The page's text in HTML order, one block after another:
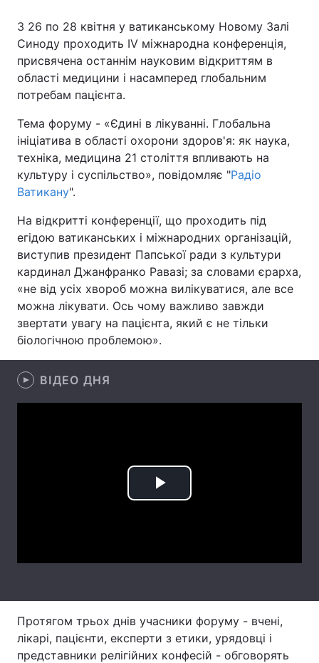
Головна Війна
Економіка Світ
Наука
Техно і зв'язок
Зброя
Здоров'я Туризм
Цікавинки Погода
Екологія Регіони
Лонгріди
Відео з Youtube Статті
Вакансії
З 26 по 28 квітня у ватиканському Новому Залі
Синоду проходить IV міжнародна конференція,
присвячена останнім науковим відкриттям в
області медицини і насамперед глобальним
потребам пацієнта.
Тема форуму - «Єдині в лікуванні. Глобальна
ініціатива в області охорони здоров'я: як наука,
техніка, медицина 21 століття впливають на
культуру і суспільство», повідомляє "Радіо
Ватикану".
На відкритті конференції, що проходить під
егідою ватиканських і міжнародних організацій,
виступив президент Папської ради з культури
кардинал Джанфранко Равазі; за словами єрарха,
«не від усіх хвороб можна вилікуватися, але все
можна лікувати. Ось чому важливо завжди
звертати увагу на пацієнта, який є не тільки
біологічною проблемою».
ВІДЕО ДНЯ
Play
Протягом трьох днів учасники форуму - вчені,
лікарі, пацієнти, експерти з етики, урядовці і
представники релігійних конфесій - обговорять